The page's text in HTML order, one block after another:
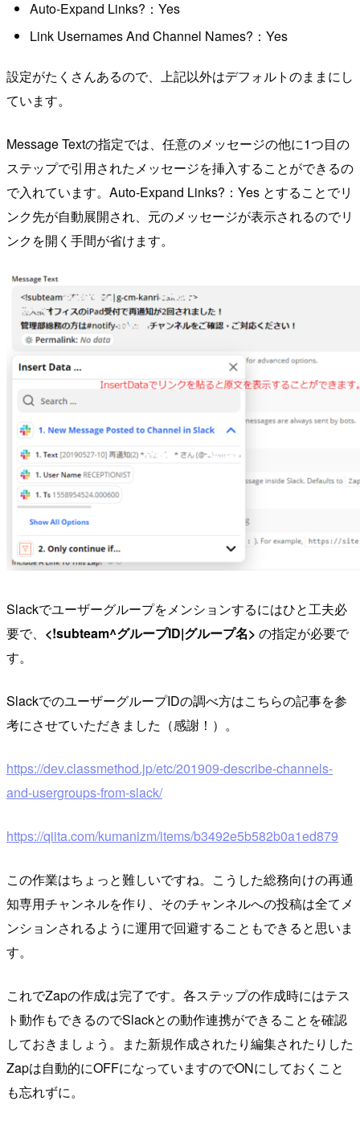
Auto-Expand Links?：Yes
Link Usernames And Channel Names?：Yes
設定がたくさんあるので、上記以外はデフォルトのままにし
ています。
Message Textの指定では、任意のメッセージの他に1つ目の
ステップで引用されたメッセージを挿入することができるの
で入れています。Auto-Expand Links?：Yes とすることでリ
ンク先が自動展開され、元のメッセージが表示されるのでリ
ンクを開く手間が省けます。
Slackでユーザーグループをメンションするにはひと工夫必
要で、 <!subteam^グループID|グループ名> の指定が必要で
す。
SlackでのユーザーグループIDの調べ方はこちらの記事を参
考にさせていただきました（感謝！）。
https://dev.classmethod.jp/etc/201909-describe-channels-
and-usergroups-from-slack/
https://qiita.com/kumanizm/items/b3492e5b582b0a1ed879
この作業はちょっと難しいですね。こうした総務向けの再通
知専用チャンネルを作り、そのチャンネルへの投稿は全てメ
ンションされるように運用で回避することもできると思いま
す。
これでZapの作成は完了です。各ステップの作成時にはテス
ト動作もできるのでSlackとの動作連携ができることを確認
しておきましょう。また新規作成されたり編集されたりした
Zapは自動的にOFFになっていますのでONにしておくこと
も忘れずに。